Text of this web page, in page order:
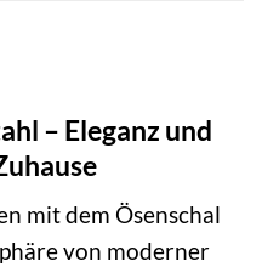
– Eleganz und
mit dem Ösenschal
von moderner